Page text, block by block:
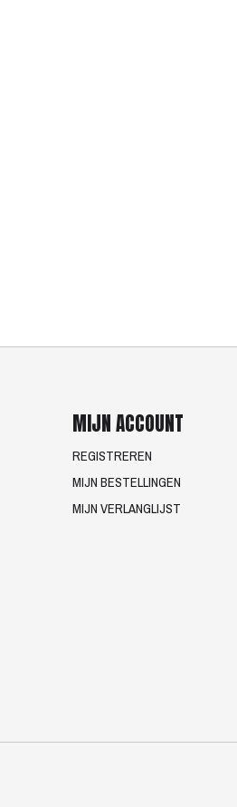
MIJN ACCOUNT
REGISTREREN
MIJN BESTELLINGEN
MIJN VERLANGLIJST